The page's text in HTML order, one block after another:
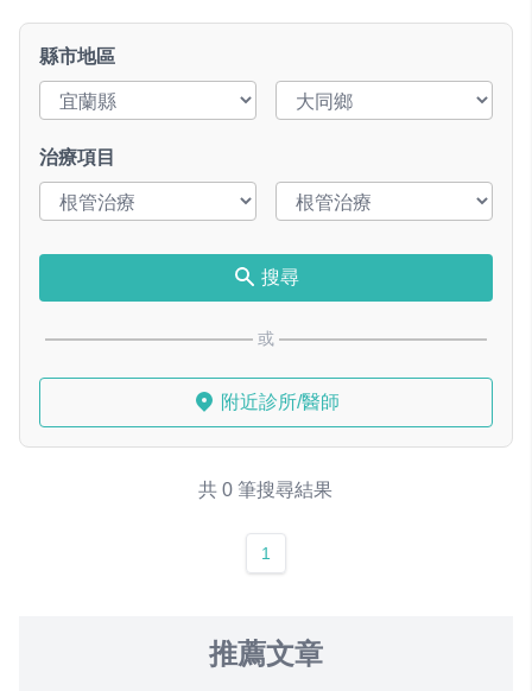
縣市地區
治療項目
搜尋
或
附近診所/醫師
共 0 筆搜尋結果
1
推薦文章